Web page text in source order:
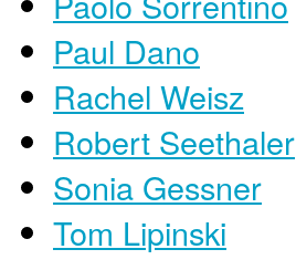
Paul Dano
Rachel Weisz
Robert Seethaler
Sonia Gessner
Tom Lipinski